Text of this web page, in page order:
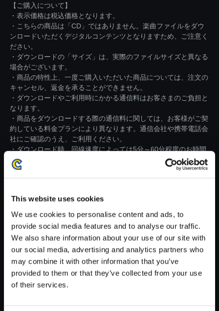
This website uses cookies
We use cookies to personalise content and ads, to
provide social media features and to analyse our traffic.
We also share information about your use of our site with
our social media, advertising and analytics partners who
may combine it with other information that you’ve
provided to them or that they’ve collected from your use
of their services.
【ご購入について】
・表示価格は税込価格となります。
・こちらの商品は「CD」ではありません。楽曲ファイルをダウ
ンロードいただくデジタルコンテンツとなりますため、ご注意く
ださい。
・ダウンロードの「サイズ」は、実際のファイルサイズと異なる
場合がございます。
・商品の特性上、一度ご購入いただいた商品については、注文の
キャンセル、返金を承ることができません。
・ダウンロードやご利用時にかかる通信料はお客さまのご負担と
なります。
・商品をダウンロードする際の通信料に関しては、お客様がご契
約している料金プランにより異なります。通信会社や携帯電話会
社にご確認のうえ、ご利用ください。
・ダウンロード時、回線速度によっては5分～60分程度のお時間
がかかる場合がございます。
※ご購入いただいたファイルのダウンロードの際には、通信環境
が安定しているWifi環境でお試しください。
【単曲】モンスターハンタース
トーリーズ2 ～破滅の翼～ オ
リジナル・サウンドトラック 一
150円(税込)